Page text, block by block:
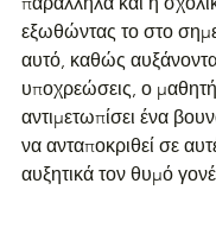
εξωθώντας το στο
αυτό, καθώς
υποχρεώσεις, ο
αντιμετωπίσει ένα
να ανταποκριθεί σε
αυξητικά τον θυμό